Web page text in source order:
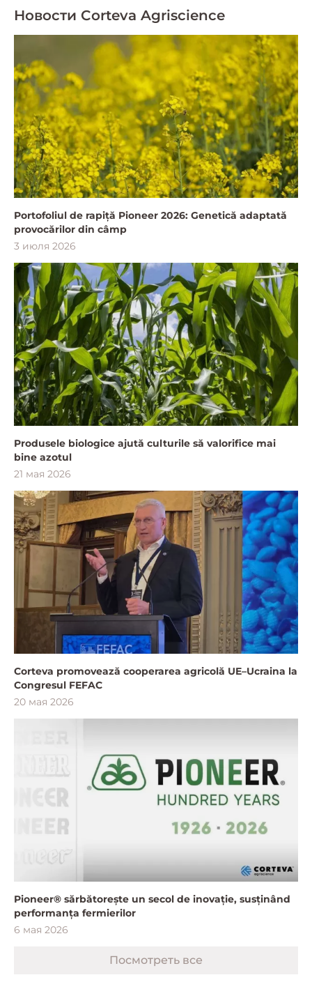
Новости Corteva Agriscience
Portofoliul de rapiță Pioneer 2026: Genetică adaptată
provocărilor din câmp
3 июля 2026
Produsele biologice ajută culturile să valorifice mai
bine azotul
21 мая 2026
Corteva promovează cooperarea agricolă UE–Ucraina la
Congresul FEFAC
20 мая 2026
Pioneer® sărbătorește un secol de inovație, susținând
performanța fermierilor
6 мая 2026
Посмотреть все